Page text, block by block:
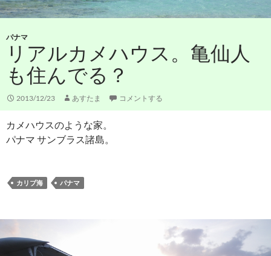
パナマ
リアルカメハウス。亀仙人
も住んでる？
2013/12/23 あすたま コメントする
カメハウスのような家。
パナマ サンブラス諸島。
カリブ海 パナマ